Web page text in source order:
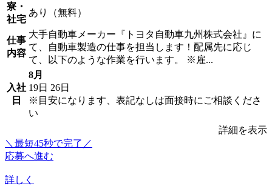
寮・
社宅
あり（無料）
仕事
内容
大手自動車メーカー『トヨタ自動車九州株式会社』に
て、自動車製造の仕事を担当します！配属先に応じ
て、以下のような作業を行います。 ※雇...
入社
日
8月
19日 26日
※目安になります、表記なしは面接時にご相談くださ
い
詳細を表示
＼最短45秒で完了／
応募へ進む
詳しく